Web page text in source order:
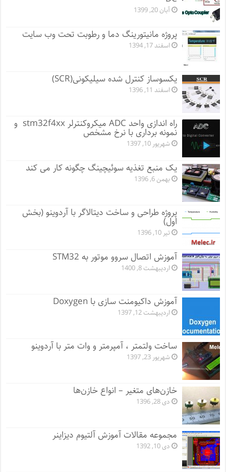
آبان 20, 1399
پروژه مانيتورينگ دما و رطوبت تحت وب سایت
اسفند 17, 1394
یکسوساز کنترل شده سیلیکونی(SCR)
اسفند 11, 1396
راه اندازی واحد ADC میکروکنترلر stm32f4xx و
نمونه برداری با نرخ مشخص
شهریور 10, 1397
یک منبع تغذیه سوئیچینگ چگونه کار می کند
بهمن 6, 1396
پروژه طراحی و ساخت دیتالاگر با آردوینو (بخش
اول)
تیر 10, 1396
آموزش اتصال سروو موتور به STM32
اردیبهشت 8, 1400
آموزش داکیومنت سازی با Doxygen
اردیبهشت 12, 1397
ساخت ولتمتر ، آمپرمتر و وات متر با آردوینو
شهریور 23, 1397
خازن‌های متغیر – انواع خازن‌ها
دی 28, 1396
مجموعه مقالات آموزش آلتیوم دیزاینر
دی 10, 1392